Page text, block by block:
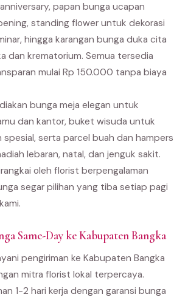
papan bunga ucapan
standing flower untuk dekorasi
hingga karangan bunga duka cita
dan krematorium. Semua tersedia
mulai Rp 150.000 tanpa biaya
bunga meja elegan untuk
dan kantor, buket wisuda untuk
spesial, serta parcel buah dan hampers
lebaran, natal, dan jenguk sakit.
oleh florist berpengalaman
segar pilihan yang tiba setiap pagi
Same-Day ke Kabupaten Bangka
pengiriman ke Kabupaten Bangka
mitra florist lokal terpercaya.
1-2 hari kerja dengan garansi bunga